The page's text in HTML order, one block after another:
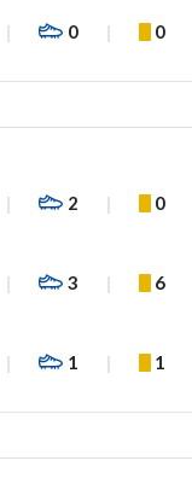
0 0
2 0
3 6
1 1